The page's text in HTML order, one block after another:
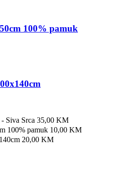
100% pamuk
Siva Srca 35,00 KM
100% pamuk 10,00 KM
20,00 KM